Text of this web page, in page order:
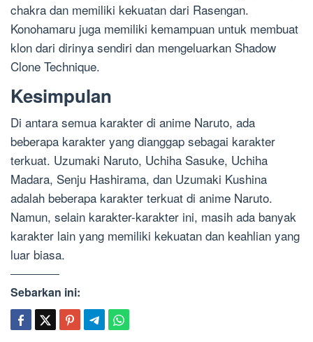
chakra dan memiliki kekuatan dari Rasengan.
Konohamaru juga memiliki kemampuan untuk membuat
klon dari dirinya sendiri dan mengeluarkan Shadow
Clone Technique.
Kesimpulan
Di antara semua karakter di anime Naruto, ada
beberapa karakter yang dianggap sebagai karakter
terkuat. Uzumaki Naruto, Uchiha Sasuke, Uchiha
Madara, Senju Hashirama, dan Uzumaki Kushina
adalah beberapa karakter terkuat di anime Naruto.
Namun, selain karakter-karakter ini, masih ada banyak
karakter lain yang memiliki kekuatan dan keahlian yang
luar biasa.
Sebarkan ini: